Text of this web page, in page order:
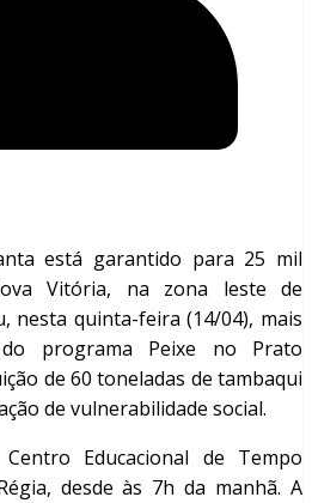
está garantido para 25 mil
Vitória, na zona leste de
nesta quinta-feira (14/04), mais
programa Peixe no Prato
de 60 toneladas de tambaqui
de vulnerabilidade social.
Educacional de Tempo
desde às 7h da manhã. A